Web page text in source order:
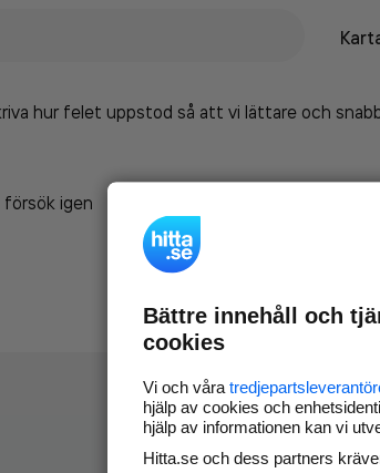
hur felet uppstod så att vi lättare och
försök igen
Bättre innehåll och
cookies
Vi och våra
hjälp av cookies och
hjälp av informationen kan vi
Hitta.se och dess partners